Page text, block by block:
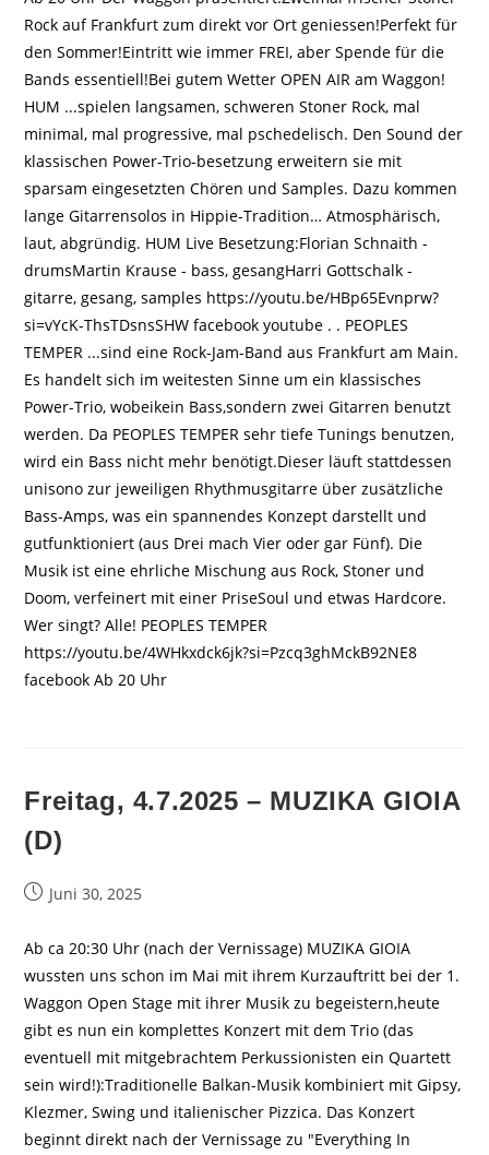
Rock auf Frankfurt zum direkt vor Ort geniessen!Perfekt für
den Sommer!Eintritt wie immer FREI, aber Spende für die
Bands essentiell!Bei gutem Wetter OPEN AIR am Waggon!
HUM ...spielen langsamen, schweren Stoner Rock, mal
minimal, mal progressive, mal pschedelisch. Den Sound der
klassischen Power-Trio-besetzung erweitern sie mit
sparsam eingesetzten Chören und Samples. Dazu kommen
lange Gitarrensolos in Hippie-Tradition… Atmosphärisch,
laut, abgründig. HUM Live Besetzung:Florian Schnaith -
drumsMartin Krause - bass, gesangHarri Gottschalk -
gitarre, gesang, samples https://youtu.be/HBp65Evnprw?
si=vYcK-ThsTDsnsSHW facebook youtube . . PEOPLES
TEMPER ...sind eine Rock-Jam-Band aus Frankfurt am Main.
Es handelt sich im weitesten Sinne um ein klassisches
Power-Trio, wobeikein Bass,sondern zwei Gitarren benutzt
werden. Da PEOPLES TEMPER sehr tiefe Tunings benutzen,
wird ein Bass nicht mehr benötigt.Dieser läuft stattdessen
unisono zur jeweiligen Rhythmusgitarre über zusätzliche
Bass-Amps, was ein spannendes Konzept darstellt und
gutfunktioniert (aus Drei mach Vier oder gar Fünf). Die
Musik ist eine ehrliche Mischung aus Rock, Stoner und
Doom, verfeinert mit einer PriseSoul und etwas Hardcore.
Wer singt? Alle! PEOPLES TEMPER
https://youtu.be/4WHkxdck6jk?si=Pzcq3ghMckB92NE8
facebook Ab 20 Uhr
Freitag, 4.7.2025 – MUZIKA GIOIA
(D)
BeitragJuni 30, 2025
Ab ca 20:30 Uhr (nach der Vernissage) MUZIKA GIOIA
wussten uns schon im Mai mit ihrem Kurzauftritt bei der 1.
Waggon Open Stage mit ihrer Musik zu begeistern,heute
gibt es nun ein komplettes Konzert mit dem Trio (das
eventuell mit mitgebrachtem Perkussionisten ein Quartett
sein wird!):Traditionelle Balkan-Musik kombiniert mit Gipsy,
Klezmer, Swing und italienischer Pizzica. Das Konzert
beginnt direkt nach der Vernissage zu "Everything In